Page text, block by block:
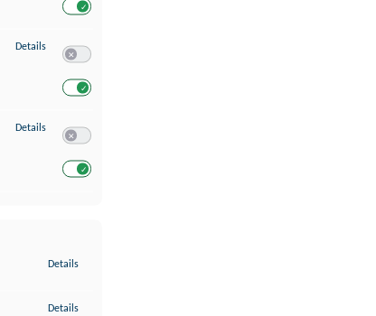
Details zu Analyse von Zielgruppen durch Statistiken oder Kombinationen von
Details zu Entwicklung und Verbesserung der Angebote
Details
Details